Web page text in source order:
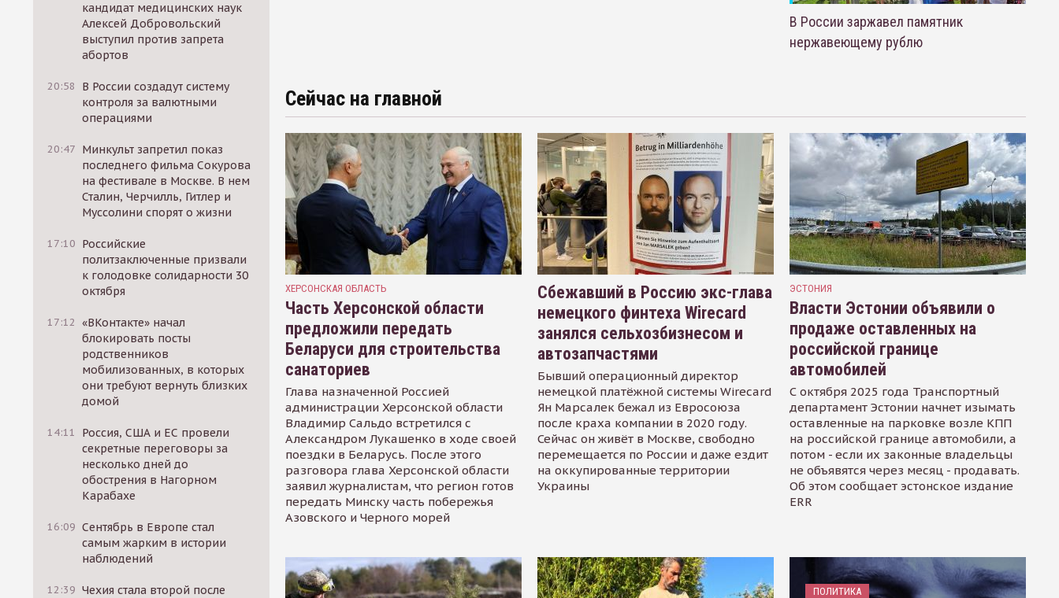
кандидат медицинских наук
Алексей Добровольский
выступил против запрета
абортов
20:58
В России создадут систему
контроля за валютными
операциями
20:47 Минкульт запретил показ
последнего фильма Сокурова
на фестивале в Москве. В нем
Сталин, Черчилль, Гитлер и
Муссолини спорят о жизни
17:10 Российские
политзаключенные призвали
к голодовке солидарности 30
октября
17:12 «ВКонтакте» начал
блокировать посты
родственников
мобилизованных, в которых
они требуют вернуть близких
домой
14:11
Россия, США и ЕС провели
секретные переговоры за
несколько дней до
обострения в Нагорном
Карабахе
16:09 Сентябрь в Европе стал
самым жарким в истории
наблюдений
12:39 Чехия стала второй после
В России заржавел памятник
нержавеющему рублю
Сейчас на главной
ХЕРСОНСКАЯ ОБЛАСТЬ
Часть Херсонской области
предложили передать
Беларуси для строительства
санаториев
Глава назначенной Россией
администрации Херсонской области
Владимир Сальдо встретился с
Александром Лукашенко в ходе своей
поездки в Беларусь. После этого
разговора глава Херсонской области
заявил журналистам, что регион готов
передать Минску часть побережья
Азовского и Черного морей
Сбежавший в Россию экс-глава
немецкого финтеха Wirecard
занялся сельхозбизнесом и
автозапчастями
Бывший операционный директор
немецкой платёжной системы Wirecard
Ян Марсалек бежал из Евросоюза
после краха компании в 2020 году.
Сейчас он живёт в Москве, свободно
перемещается по России и даже ездит
на оккупированные территории
Украины
ЭСТОНИЯ
Власти Эстонии объявили о
продаже оставленных на
российской границе
автомобилей
С октября 2025 года Транспортный
департамент Эстонии начнет изымать
оставленные на парковке возле КПП
на российской границе автомобили, а
потом - если их законные владельцы
не объявятся через месяц - продавать.
Об этом сообщает эстонское издание
ERR
ПОЛИТИКА